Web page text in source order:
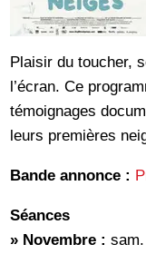
Plaisir du toucher,
l’écran. Ce
témoignages
leurs premières
Bande annonce :
Séances
» Novembre :